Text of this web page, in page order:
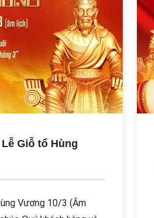
Giỗ tổ Hùng
Vương 10/3 (Âm